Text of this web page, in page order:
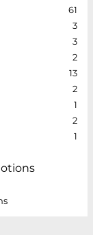
61
3
3
2
13
2
1
2
1